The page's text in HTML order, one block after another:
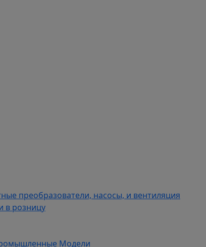
преобразователи, насосы, и вентиляция
в розницу
Модели